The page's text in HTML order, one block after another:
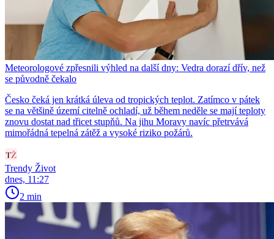
Meteorologové zpřesnili výhled na další dny: Vedra dorazí dřív, než
se původně čekalo
Česko čeká jen krátká úleva od tropických teplot. Zatímco v pátek
se na většině území citelně ochladí, už během neděle se mají teploty
znovu dostat nad třicet stupňů. Na jihu Moravy navíc přetrvává
mimořádná tepelná zátěž a vysoké riziko požárů.
Trendy Život
dnes, 11:27
2 min